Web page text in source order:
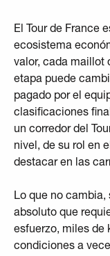
El Tour de France
ecosistema
valor, cada maillot
etapa puede
pagado por el
clasificaciones
un corredor del
nivel, de su rol en
destacar en las
Lo que no
absoluto que
esfuerzo, miles de
condiciones a